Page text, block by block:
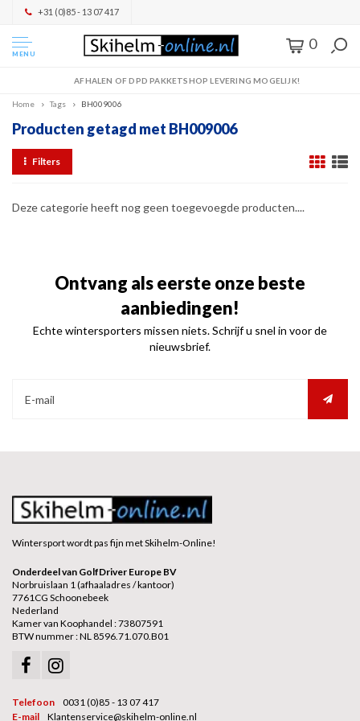
+31 (0)85 - 13 07 417
MENU
0
AFHALEN OF DPD PAKKETSHOP LEVERING MOGELIJK!
Home Tags BH009006
Producten getagd met BH009006
Filters
Deze categorie heeft nog geen toegevoegde producten....
Ontvang als eerste onze beste
aanbiedingen!
Echte wintersporters missen niets. Schrijf u snel in voor de
nieuwsbrief.
Wintersport wordt pas fijn met Skihelm-Online!
Onderdeel van GolfDriver Europe BV
Norbruislaan 1 (afhaaladres / kantoor)
7761CG Schoonebeek
Nederland
Kamer van Koophandel : 73807591
BTW nummer : NL 8596.71.070.B01
Telefoon
0031 (0)85 - 13 07 417
E-mail
Klantenservice@skihelm-online.nl